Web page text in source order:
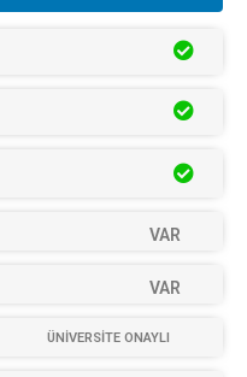
VAR
VAR
ÜNİVERSİTE ONAYLI